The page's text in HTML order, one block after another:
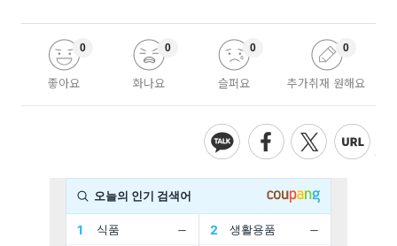
좋아요
0
화나요
0
슬퍼요
0
추가취재 원해요
0